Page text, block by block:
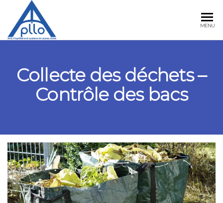
MENU
Collecte des déchets –
Contrôle des bacs